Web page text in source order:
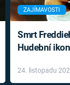
ZAJÍMAVOSTI
Smrt
Hudební
léky
24. listopadu